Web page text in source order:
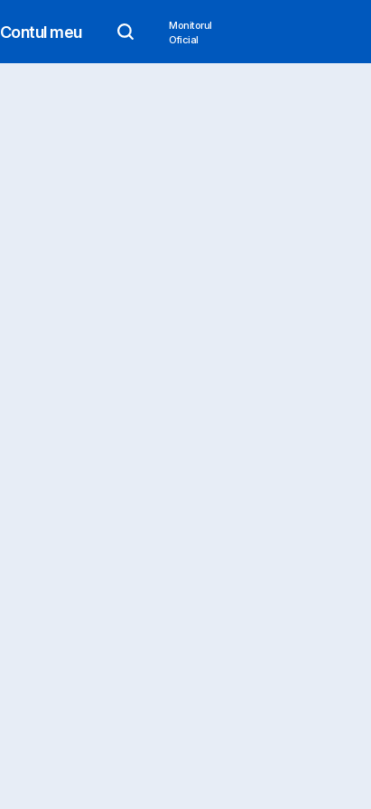
Contul meu
Monitorul
Oficial